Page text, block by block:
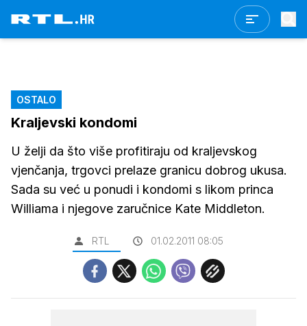
OSTALO
Kraljevski kondomi
U želji da što više profitiraju od kraljevskog
vjenčanja, trgovci prelaze granicu dobrog ukusa.
Sada su već u ponudi i kondomi s likom princa
Williama i njegove zaručnice Kate Middleton.
RTL 01.02.2011 08:05